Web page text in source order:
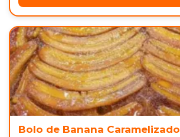
Bolo de Banana Caramelizado